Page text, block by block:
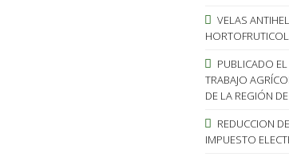
VELAS
PUBLICADO
TRABAJO
DE LA REGIÓN
REDUCCION
IMPUESTO